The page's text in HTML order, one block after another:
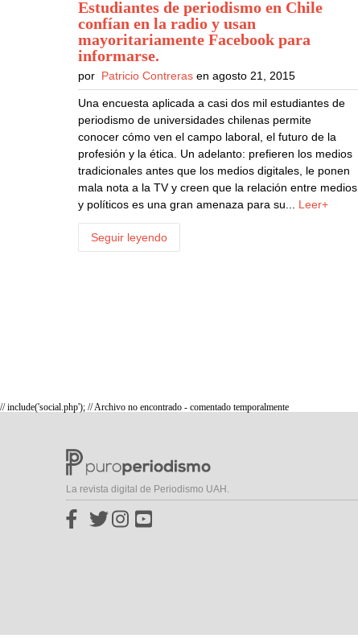
Estudiantes de periodismo en Chile
confían en la radio y usan
mayoritariamente Facebook para
informarse.
por Patricio Contreras en agosto 21, 2015
Una encuesta aplicada a casi dos mil estudiantes de
periodismo de universidades chilenas permite
conocer cómo ven el campo laboral, el futuro de la
profesión y la ética. Un adelanto: prefieren los medios
tradicionales antes que los medios digitales, le ponen
mala nota a la TV y creen que la relación entre medios
y políticos es una gran amenaza para su... Leer+
Seguir leyendo
// include('social.php'); // Archivo no encontrado - comentado temporalmente
La revista digital de Periodismo UAH.